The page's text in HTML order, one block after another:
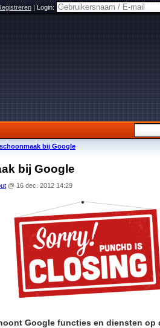
|Login:
bij Google
bij Google
@ 16 dec. 2012 14:29
Google functies en diensten op